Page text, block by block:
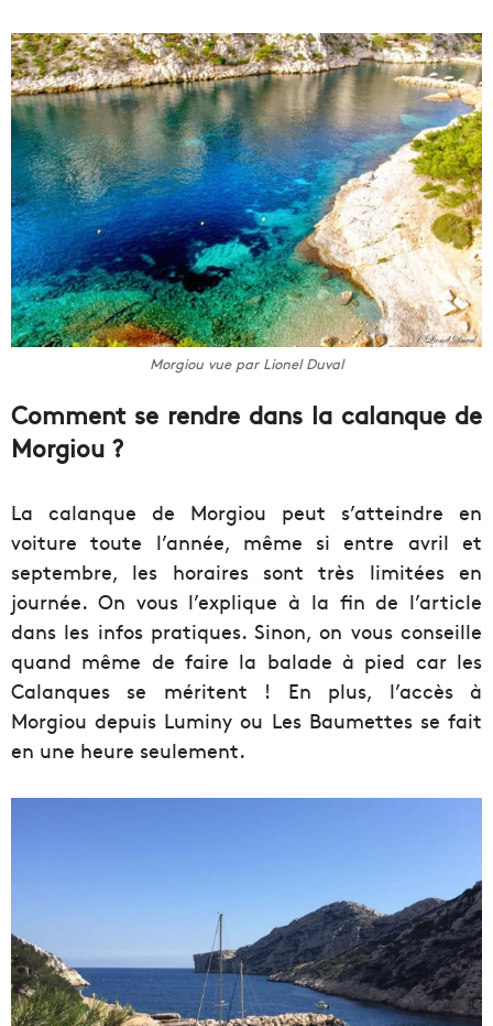
Morgiou vue par Lionel Duval
Comment se rendre dans la calanque de
Morgiou ?
La calanque de Morgiou peut s’atteindre en
voiture toute l’année, même si entre avril et
septembre, les horaires sont très limitées en
journée. On vous l’explique à la fin de l’article
dans les infos pratiques. Sinon, on vous conseille
quand même de faire la balade à pied car les
Calanques se méritent ! En plus, l’accès à
Morgiou depuis Luminy ou Les Baumettes se fait
en une heure seulement.